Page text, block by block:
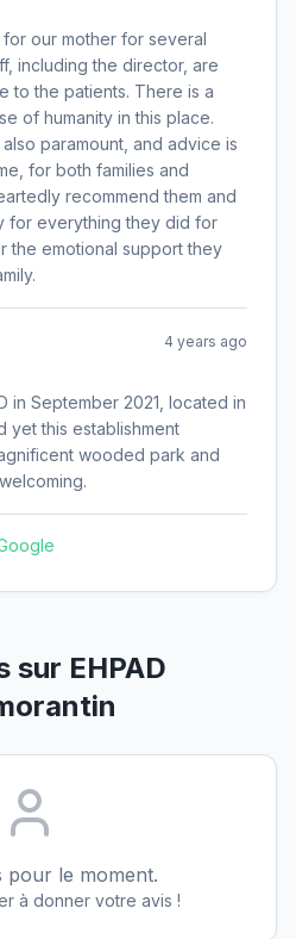
our mother for several
including the director, are
to the patients. There is a
of humanity in this place.
paramount, and advice is
for both families and
recommend them and
for everything they did for
the emotional support they
4 years ago
in September 2021, located in
yet this establishment
wooded park and
sur EHPAD
pour le moment.
à donner votre avis !